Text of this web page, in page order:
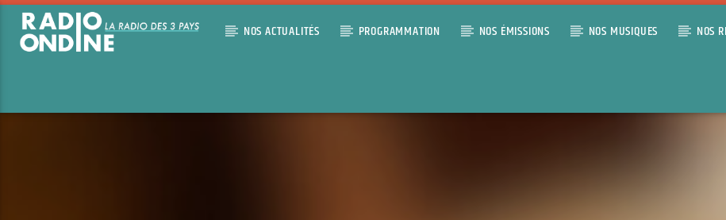
NOS ACTUALITÉS PROGRAMMATION NOS ÉMISSIONS NOS MUSIQUES NOS